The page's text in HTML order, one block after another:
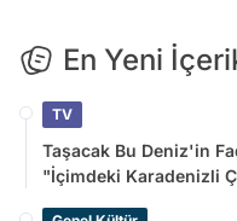
En Yeni
TV
Taşacak Bu Deniz'in
"İçimdeki Karadenizli